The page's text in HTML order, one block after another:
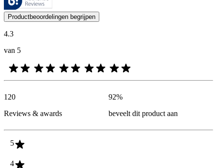
De mening van onze klanten is nuttig voor iedereen, of het nu een
Productbeoordelingen begrijpen
4.3
van 5
120
Reviews & awards
92%
beveelt dit product aan
5
4